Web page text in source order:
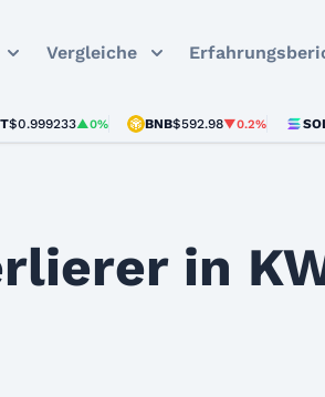
Vergleiche
▲0% BNB$592.98▼0.2% SOL
in